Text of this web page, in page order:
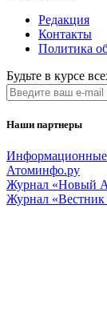
Редакция
Контакты
Политика
Будьте в курсе
Наши партнеры
Информационные
Атоминфо.ру
Журнал «Новый
Журнал